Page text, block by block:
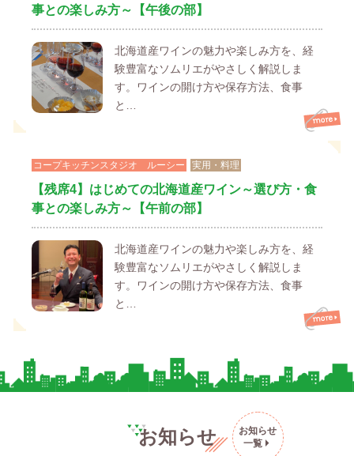
事との楽しみ方～【午後の部】
北海道産ワインの魅力や楽しみ方を、経
験豊富なソムリエがやさしく解説しま
す。ワインの開け方や保存方法、食事
と…
コープキッチンスタジオ ルーシー 実用・料理
【残席4】はじめての北海道産ワイン～選び方・食
事との楽しみ方～【午前の部】
北海道産ワインの魅力や楽しみ方を、経
験豊富なソムリエがやさしく解説しま
す。ワインの開け方や保存方法、食事
と…
お知らせ
お知らせ
一覧